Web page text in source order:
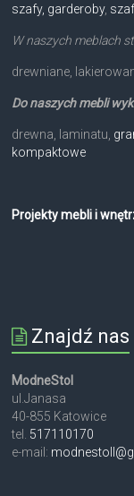
szafy, garderoby,
W naszych meblach
drewniane,
Do naszych mebli
drewna, laminatu,
kompaktowe
Projekty mebli i
Znajdź nas
ModneStol
ul.Janasa
40-855 Katowice
tel. 517110170
e-mail: